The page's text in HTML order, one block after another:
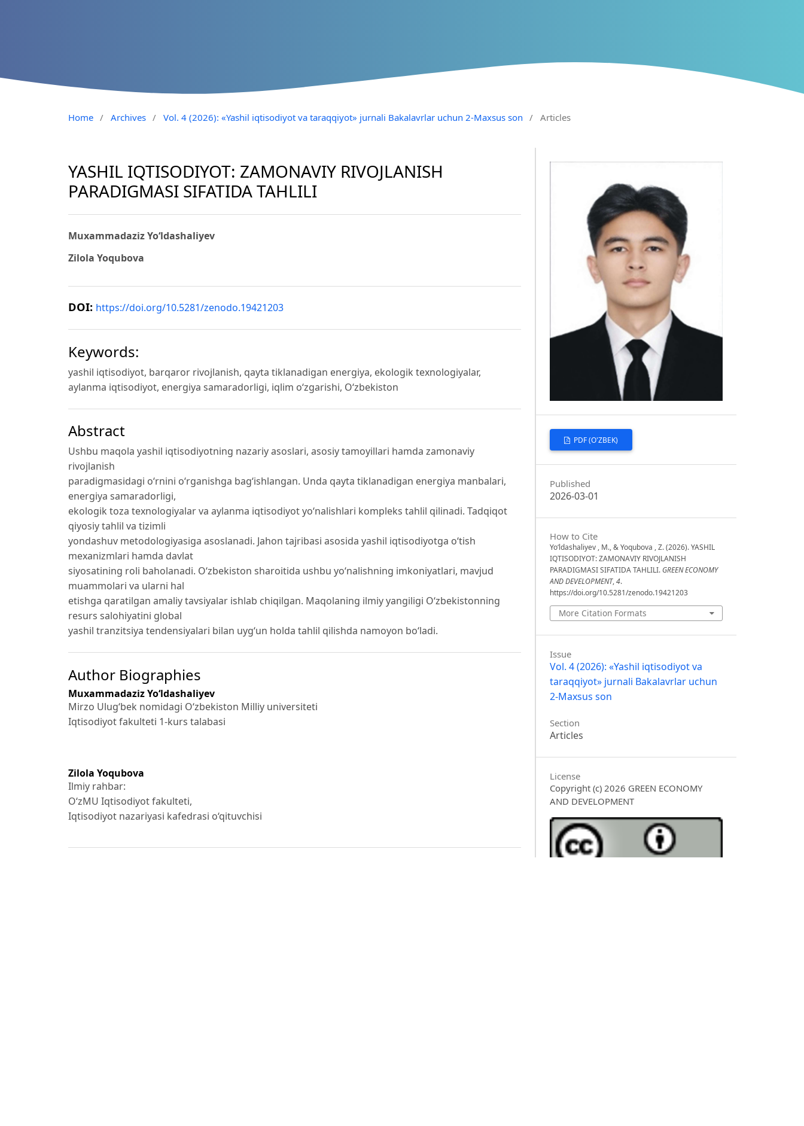
Home / Archives / Vol. 4 (2026): «Yashil iqtisodiyot va taraqqiyot» jurnali Bakalavrlar uchun 2-Maxsus son / Articles
YASHIL IQTISODIYOT: ZAMONAVIY RIVOJLANISH
PARADIGMASI SIFATIDA TAHLILI
Muxammadaziz Yo‘ldashaliyev
Zilola Yoqubova
DOI: https://doi.org/10.5281/zenodo.19421203
Keywords:
yashil iqtisodiyot, barqaror rivojlanish, qayta tiklanadigan energiya, ekologik texnologiyalar,
aylanma iqtisodiyot, energiya samaradorligi, iqlim o‘zgarishi, O‘zbekiston
Abstract
Ushbu maqola yashil iqtisodiyotning nazariy asoslari, asosiy tamoyillari hamda zamonaviy
rivojlanish
paradigmasidagi o‘rnini o‘rganishga bag‘ishlangan. Unda qayta tiklanadigan energiya manbalari,
energiya samaradorligi,
ekologik toza texnologiyalar va aylanma iqtisodiyot yo‘nalishlari kompleks tahlil qilinadi. Tadqiqot
qiyosiy tahlil va tizimli
yondashuv metodologiyasiga asoslanadi. Jahon tajribasi asosida yashil iqtisodiyotga o‘tish
mexanizmlari hamda davlat
siyosatining roli baholanadi. O‘zbekiston sharoitida ushbu yo‘nalishning imkoniyatlari, mavjud
muammolari va ularni hal
etishga qaratilgan amaliy tavsiyalar ishlab chiqilgan. Maqolaning ilmiy yangiligi O‘zbekistonning
resurs salohiyatini global
yashil tranzitsiya tendensiyalari bilan uyg‘un holda tahlil qilishda namoyon bo‘ladi.
Author Biographies
Muxammadaziz Yo‘ldashaliyev
Mirzo Ulug‘bek nomidagi O‘zbekiston Milliy universiteti
Iqtisodiyot fakulteti 1-kurs talabasi
Zilola Yoqubova
Ilmiy rahbar:
O‘zMU Iqtisodiyot fakulteti,
Iqtisodiyot nazariyasi kafedrasi o‘qituvchisi
PDF (O'ZBEK)
Published
2026-03-01
How to Cite
Yo‘ldashaliyev , M., & Yoqubova , Z. (2026). YASHIL
IQTISODIYOT: ZAMONAVIY RIVOJLANISH
PARADIGMASI SIFATIDA TAHLILI. GREEN ECONOMY
AND DEVELOPMENT,4.
https://doi.org/10.5281/zenodo.19421203
More Citation Formats
Issue
Vol. 4 (2026): «Yashil iqtisodiyot va
taraqqiyot» jurnali Bakalavrlar uchun
2-Maxsus son
Section
Articles
License
Copyright (c) 2026 GREEN ECONOMY
AND DEVELOPMENT